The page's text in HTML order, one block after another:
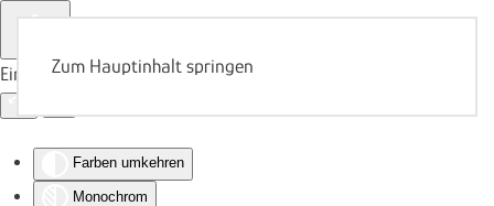
Eingabehilfen öffnen
Farben umkehren
Monochrom
Zum Hauptinhalt springen